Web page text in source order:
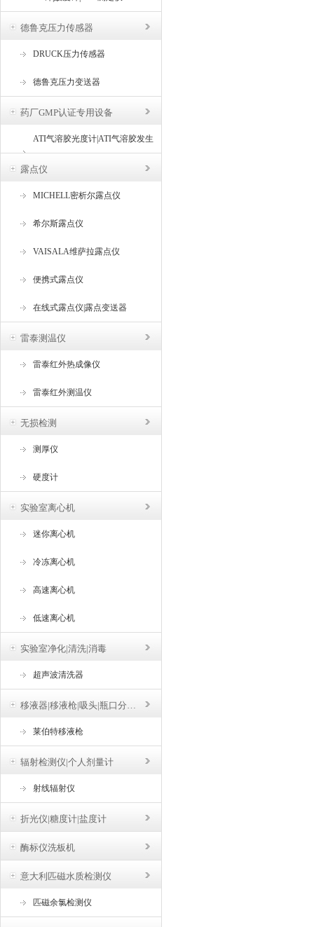
德鲁克压力传感器
DRUCK压力传感器
德鲁克压力变送器
药厂GMP认证专用设备
ATI气溶胶光度计|ATI气溶胶发生
器
露点仪
MICHELL密析尔露点仪
希尔斯露点仪
VAISALA维萨拉露点仪
便携式露点仪
在线式露点仪|露点变送器
雷泰测温仪
雷泰红外热成像仪
雷泰红外测温仪
无损检测
测厚仪
硬度计
实验室离心机
迷你离心机
冷冻离心机
高速离心机
低速离心机
实验室净化|清洗|消毒
超声波清洗器
移液器|移液枪|吸头|瓶口分液器
莱伯特移液枪
辐射检测仪|个人剂量计
射线辐射仪
折光仪|糖度计|盐度计
酶标仪洗板机
意大利匹磁水质检测仪
匹磁余氯检测仪